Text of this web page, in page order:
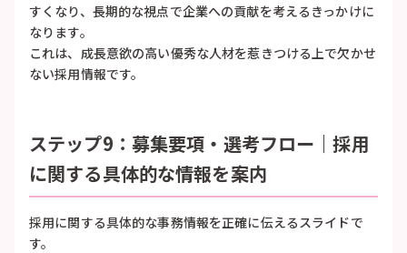
すくなり、長期的な視点で企業への貢献を考えるきっかけに
なります。
これは、成長意欲の高い優秀な人材を惹きつける上で欠かせ
ない採用情報です。
ステップ9：募集要項・選考フロー｜採用
に関する具体的な情報を案内
採用に関する具体的な事務情報を正確に伝えるスライドで
す。